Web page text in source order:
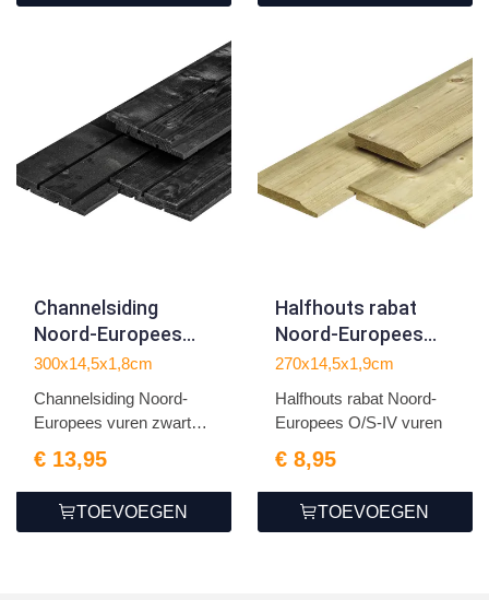
Channelsiding
Noord-Europees
vuren zwart
1.8x14.5x300cm
300x14,5x1,8cm
Channelsiding Noord-
Europees vuren zwart
€ 13,95
TOEVOEGEN
Halfhouts rabat
Noord-Europees
O/S-IV vuren
270x14,5x1,9cm
Halfhouts rabat Noord-
Europees O/S-IV vuren
€ 8,95
TOEVOEGEN